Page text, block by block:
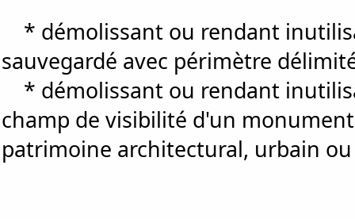
* démolissant ou rendant
sauvegardé avec périmètre
* démolissant ou rendant
champ de visibilité d'un
patrimoine architectural, urbain ou